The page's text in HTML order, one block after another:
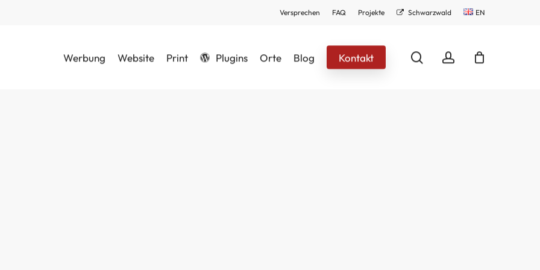
Versprechen FAQ Projekte Schwarzwald EN
Werbung Website Print Plugins Orte Blog Kontakt searchaccount